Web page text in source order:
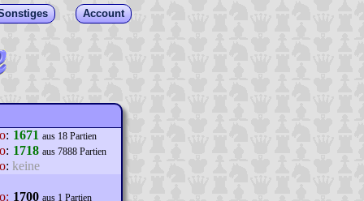
Account
: 1671 aus 18 Partien
: 1718 aus 7888 Partien
: keine
1700 aus 1 Partien